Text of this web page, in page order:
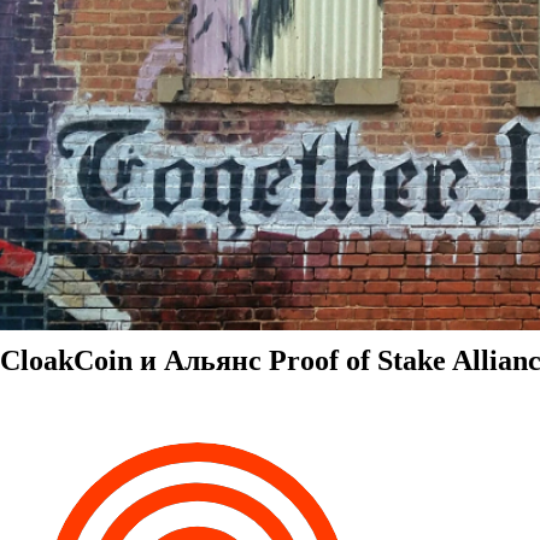
CloakCoin и Альянс Proof of Stake